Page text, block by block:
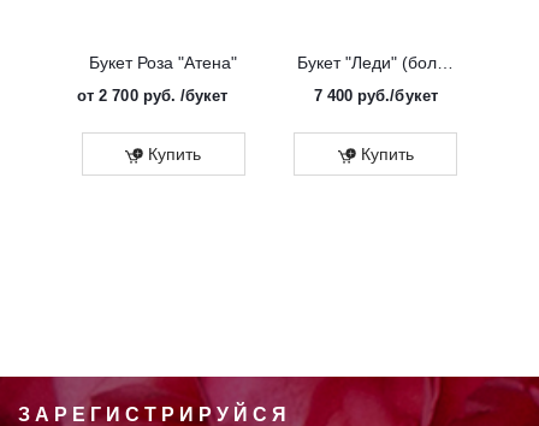
Букет Роза "Атена"
от2 700 руб. /букет
Купить
Букет "Леди" (большой)
7 400 руб./букет
Купить
ЗАРЕГИСТРИРУЙСЯ